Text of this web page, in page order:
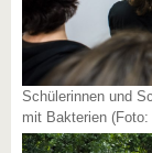
Schülerinnen und
mit Bakterien